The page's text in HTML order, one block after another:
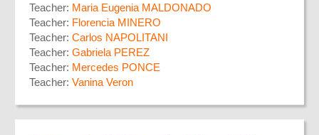
Teacher: Maria Eugenia MALDONADO
Teacher: Florencia MINERO
Teacher: Carlos NAPOLITANI
Teacher: Gabriela PEREZ
Teacher: Mercedes PONCE
Teacher: Vanina Veron